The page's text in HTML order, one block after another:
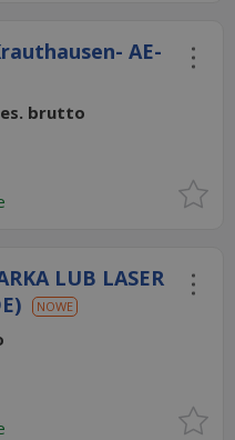
AE-
brutto
LUB LASER
NOWE